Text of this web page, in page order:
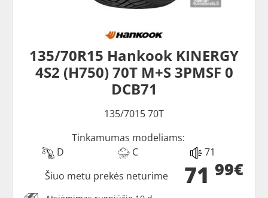
135/70R15 Hankook KINERGY
4S2 (H750) 70T M+S 3PMSF 0
DCB71
135/7015 70T
Tinkamumas modeliams:
D
C 71
71 99€
Šiuo metu prekės neturime